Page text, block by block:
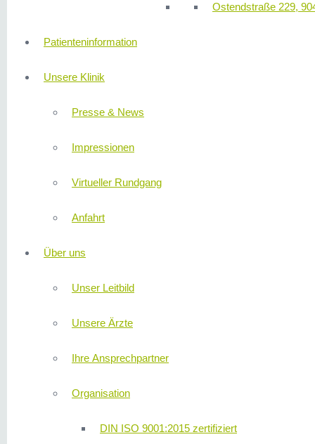
Ostendstraße 229,
Patienteninformation
Unsere Klinik
Presse & News
Impressionen
Virtueller Rundgang
Anfahrt
Über uns
Unser Leitbild
Unsere Ärzte
Ihre Ansprechpartner
Organisation
DIN ISO 9001:2015 zertifiziert